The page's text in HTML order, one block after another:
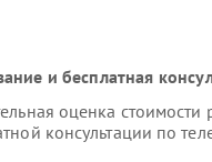
и бесплатная
оценка стоимости
консультации по